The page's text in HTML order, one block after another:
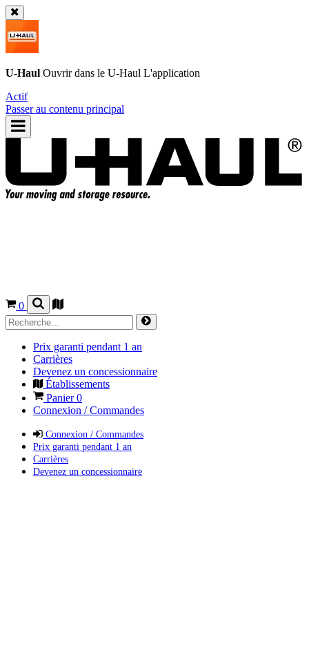
U-Haul Ouvrir dans le U-Haul L'application
Actif
Passer au contenu principal
0
Prix garanti pendant 1 an
Carrières
Devenez un concessionnaire
Établissements
Panier0
Connexion / Commandes
Connexion / Commandes
Prix garanti pendant 1 an
Carrières
Devenez un concessionnaire